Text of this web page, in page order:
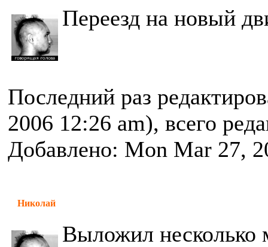
Переезд на новый
Последний раз
2006 12:26 am), всего
Добавлено: Mon Mar 27,
Николай
Выложил несколько